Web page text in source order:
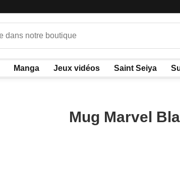
Manga Jeux vidéos Saint Seiya
Mug Marvel